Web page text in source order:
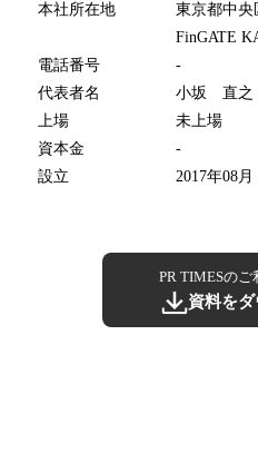
本社所在地
東京都中央
FinGATE
電話番号
-
代表者名
小坂 直之
上場
未上場
資本金
-
設立
2017年08月
PR TIMESのご
資料を